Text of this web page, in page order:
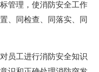
管理，使消防安全工作
、同检查、同落实、同
员工进行消防安全知识